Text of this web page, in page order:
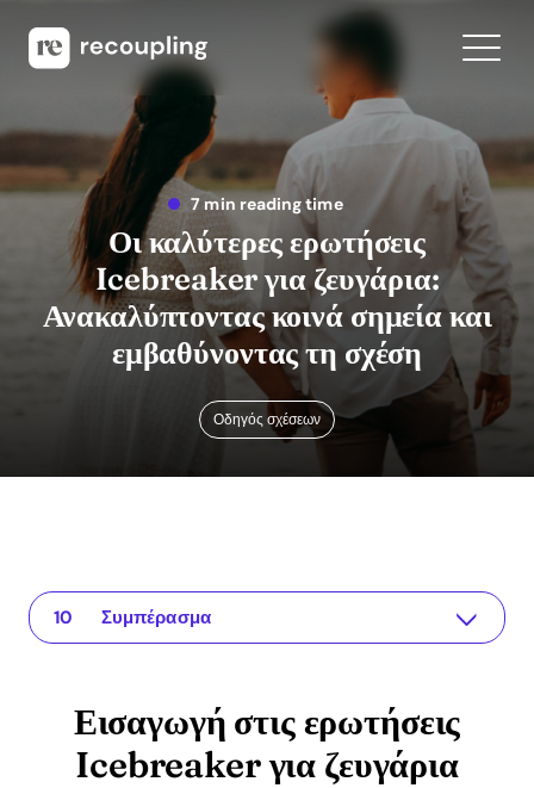
7 min reading time
Οι καλύτερες ερωτήσεις
Icebreaker για ζευγάρια:
Ανακαλύπτοντας κοινά σημεία και
εμβαθύνοντας τη σχέση
Οδηγός σχέσεων
Εισαγωγή στις ερωτήσεις Icebreaker για ζευγάρια
Η εφαρμογή για τη σχέση σας
Τα πλεονεκτήματα των ερωτήσεων Icebreaker
Παραδείγματα ερωτήσεων Icebreaker
Ο ρόλος της εφαρμογής Recoupling στη βελτίωση της επικοινωνίας
Ενσωμάτωση επιστημονικών γνώσεων
Gamification για περισσότερη κινητοποίηση
ROI: Τα μακροχρόνια οφέλη των ερωτήσεων Icebreaker
Συχνές ερωτήσεις (FAQ)
Συμπέρασμα
Εισαγωγή στις ερωτήσεις
Icebreaker για ζευγάρια